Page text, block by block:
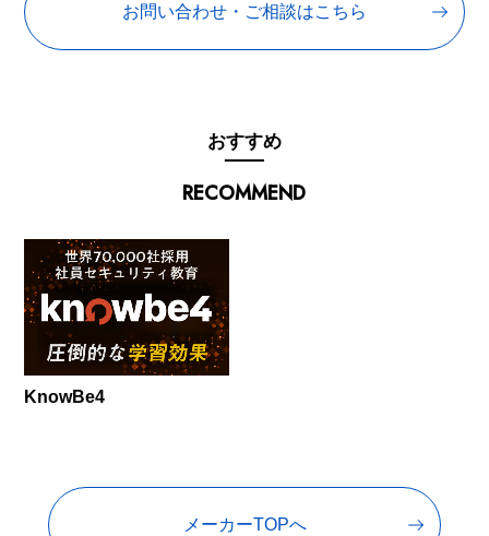
お問い合わせ・ご相談はこちら
RECOMMEND
おすすめ
KnowBe4
メーカーTOPへ